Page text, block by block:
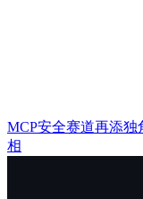
MCP安全赛道再添独
相